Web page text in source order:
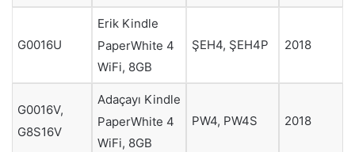
G0016U
Erik Kindle
PaperWhite 4
WiFi, 8GB
ŞEH4, ŞEH4P 2018
G0016V,
G8S16V
Adaçayı Kindle
PaperWhite 4
WiFi, 8GB
PW4, PW4S 2018